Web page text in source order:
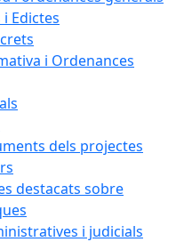
Edictes
i Ordenances
dels projectes
destacats sobre
i judicials